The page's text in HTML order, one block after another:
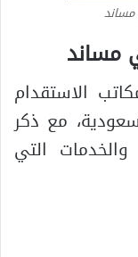
مساند
الاستقدام
مع ذكر
التي